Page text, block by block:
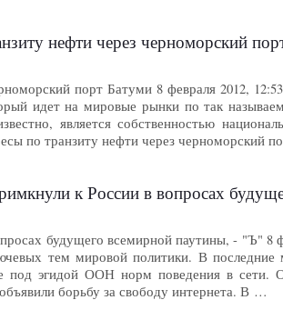
нефти через черноморский
порт Батуми 8 февраля 2012,
идет на мировые рынки по так
является собственностью
по транзиту нефти через
к России в вопросах
будущего всемирной паутины, - "Ъ" 8
тем мировой политики. В
под эгидой ООН норм поведения в сети.
борьбу за свободу интернета. В …